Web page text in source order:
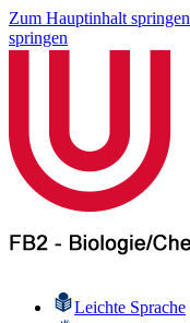
Zum Hauptinhalt springen
springen
Leichte Sprache